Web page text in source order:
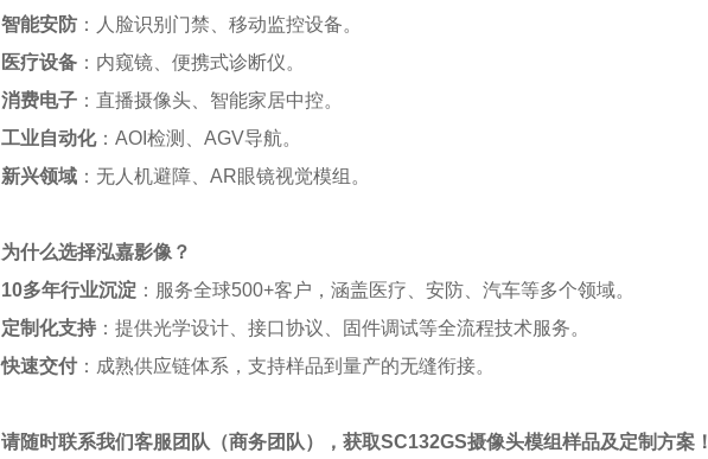
智能安防 ：人脸识别门禁、移动监控设备。
医疗设备 ：内窥镜、便携式诊断仪。
消费电子 ：直播摄像头、智能家居中控。
工业自动化：AOI检测、AGV导航。
新兴领域 ：无人机避障、AR眼镜视觉模组。
为什么选择泓嘉影像？
10多年行业沉淀 ：服务全球500+客户，涵盖医疗、安防、汽车等多个领域。
定制化支持 ：提供光学设计、接口协议、固件调试等全流程技术服务。
快速交付：成熟供应链体系，支持样品到量产的无缝衔接。
请随时联系我们客服团队（商务团队），获取SC132GS摄像头模组样品及定制方案！